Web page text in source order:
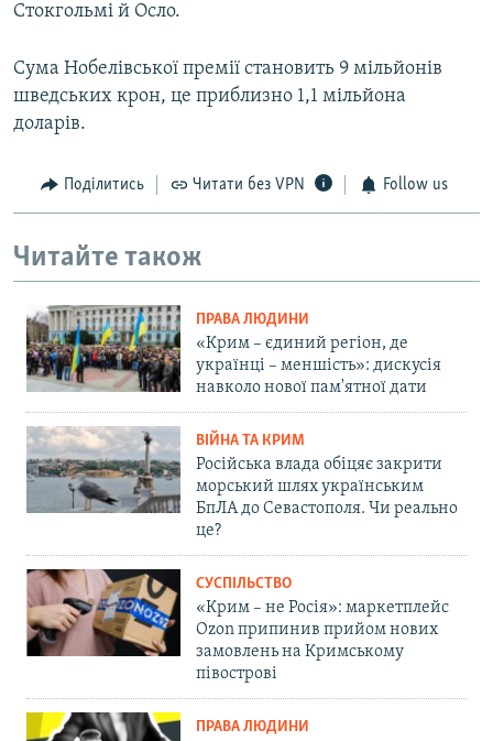
Стокгольмі й Осло.
Сума Нобелівської премії становить 9 мільйонів
шведських крон, це приблизно 1,1 мільйона
доларів.
Поділитись Читати без VPN Follow us
Читайте також
ПРАВА ЛЮДИНИ
«Крим – єдиний регіон, де
українці – меншість»: дискусія
навколо нової пам'ятної дати
ВІЙНА ТА КРИМ
Російська влада обіцяє закрити
морський шлях українським
БпЛА до Севастополя. Чи реально
це?
СУСПІЛЬСТВО
«Крим – не Росія»: маркетплейс
Ozon припинив прийом нових
замовлень на Кримському
півострові
ПРАВА ЛЮДИНИ